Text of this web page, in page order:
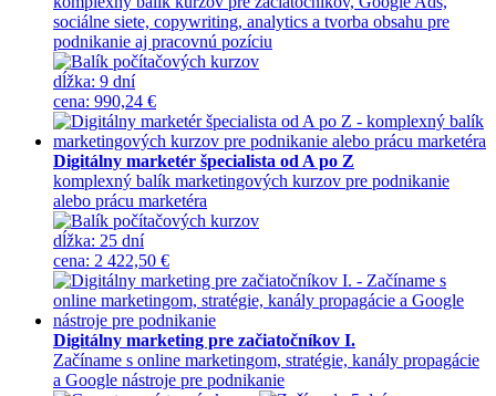
sociálne siete, copywriting, analytics a tvorba obsahu pre
podnikanie aj pracovnú pozíciu
dĺžka: 9 dní
cena: 990,24 €
Digitálny marketér špecialista od A po Z
komplexný balík marketingových kurzov pre podnikanie
alebo prácu marketéra
dĺžka: 25 dní
cena: 2 422,50 €
Digitálny marketing pre začiatočníkov I.
Začíname s online marketingom, stratégie, kanály propagácie
a Google nástroje pre podnikanie